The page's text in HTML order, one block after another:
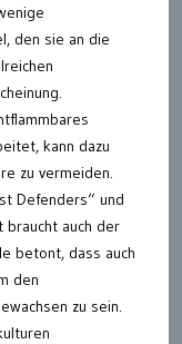
den sie an die
kann dazu
zu vermeiden.
Defenders“ und
braucht auch der
betont, dass auch
den
zu sein.